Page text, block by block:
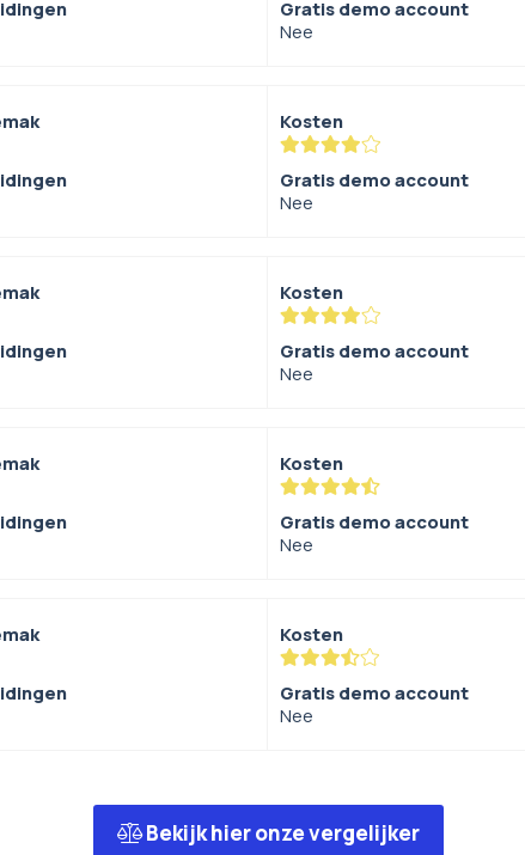
Gratis demo account
Nee
Kosten
Gratis demo account
Nee
Kosten
Gratis demo account
Nee
Kosten
Gratis demo account
Nee
Kosten
Gratis demo account
Nee
Bekijk hier onze vergelijker